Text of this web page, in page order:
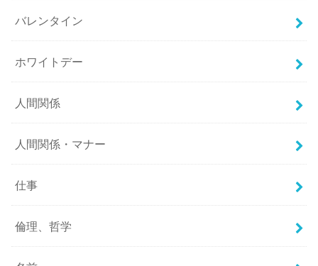
バレンタイン
ホワイトデー
人間関係
人間関係・マナー
仕事
倫理、哲学